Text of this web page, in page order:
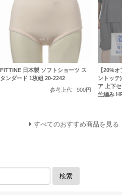
FITTINE 日本製 ソフトショーツ ス
タンダード 1枚組 20-2242
参考上代
900円
【20%
ントッテ
ア 上下
竺編み
すべてのおすすめ商品を見る
検索